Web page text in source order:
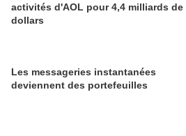
activités d'AOL pour 4,4 milliards de
dollars
Les messageries instantanées
deviennent des portefeuilles